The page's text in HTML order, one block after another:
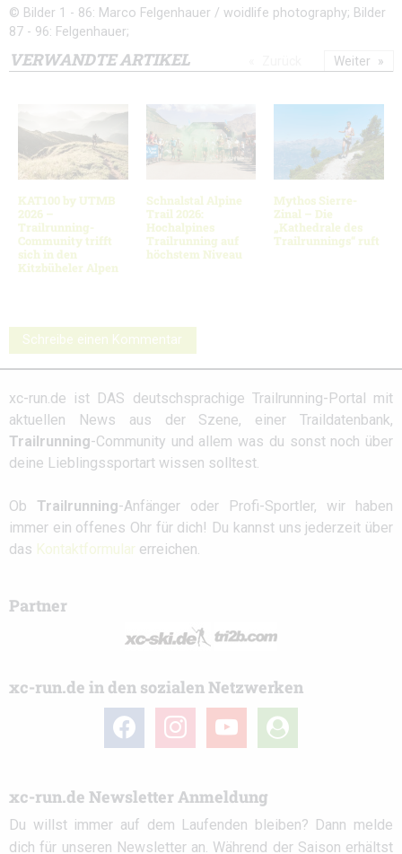
© Bilder 1 - 86: Marco Felgenhauer / woidlife photography; Bilder
87 - 96: Felgenhauer;
VERWANDTE ARTIKEL
KAT100 by UTMB
2026 –
Trailrunning-
Community trifft
sich in den
Kitzbüheler Alpen
Schnalstal Alpine
Trail 2026:
Hochalpines
Trailrunning auf
höchstem Niveau
Mythos Sierre-
Zinal – Die
„Kathedrale des
Trailrunnings“ ruft
Weiter
Schreibe einen Kommentar
xc-run.de ist DAS deutschsprachige Trailrunning-Portal mit
aktuellen News aus der Szene, einer Traildatenbank,
Trailrunning-Community und allem was du sonst noch über
deine Lieblingssportart wissen solltest.
Ob Trailrunning-Anfänger oder Profi-Sportler, wir haben
immer ein offenes Ohr für dich! Du kannst uns jederzeit über
das Kontaktformular erreichen.
Partner
xc-run.de in den sozialen Netzwerken
facebook instagramyoutube
user-
circle
xc-run.de Newsletter Anmeldung
Du willst immer auf dem Laufenden bleiben? Dann melde
dich für unseren Newsletter an. Während der Saison erhältst